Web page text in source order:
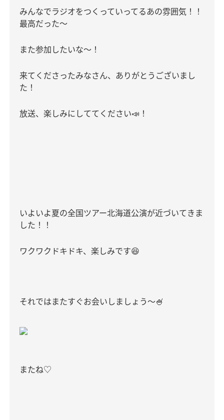
みんなでラジオをつくっていってるあの雰囲気！！
最高だった〜
また参加したいな〜！
来てくださったみなさん、ありがとうございまし
た！
放送、楽しみにしててください📣 ！
いよいよ夏の全国ツアー北海道公演が近づいてきま
した！！
ワクワクドキドキ、楽しみです😆
それではまたすぐお会いしましょう〜🍧
またね♡